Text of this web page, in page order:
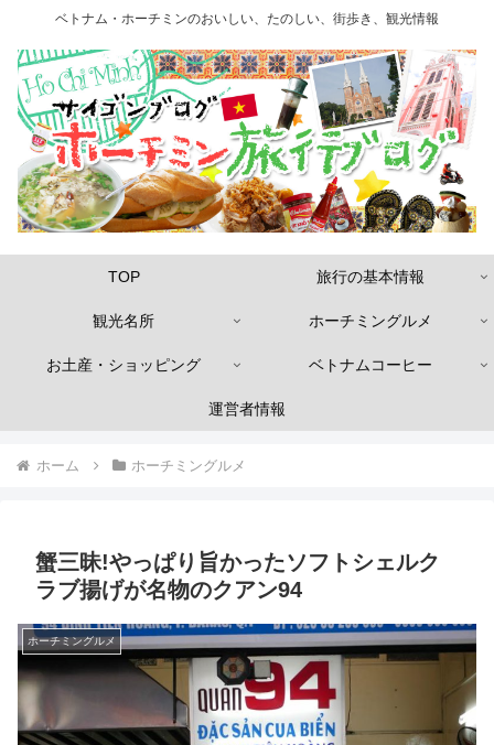
ベトナム・ホーチミンのおいしい、たのしい、街歩き、観光情報
TOP 旅行の基本情報
観光名所 ホーチミングルメ
お土産・ショッピング ベトナムコーヒー
運営者情報
ホーム ホーチミングルメ
蟹三昧!やっぱり旨かったソフトシェルク
ラブ揚げが名物のクアン94
ホーチミングルメ